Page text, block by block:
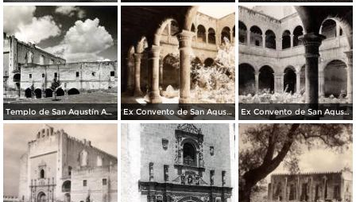
Templo de San Agustín Acolman Ex Convento de San Agustín Ex Convento de San Agustín